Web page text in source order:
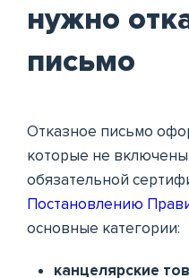
нужно
письмо
Отказное письмо
которые не
обязательной
Постановлению
основные категории:
канцелярские